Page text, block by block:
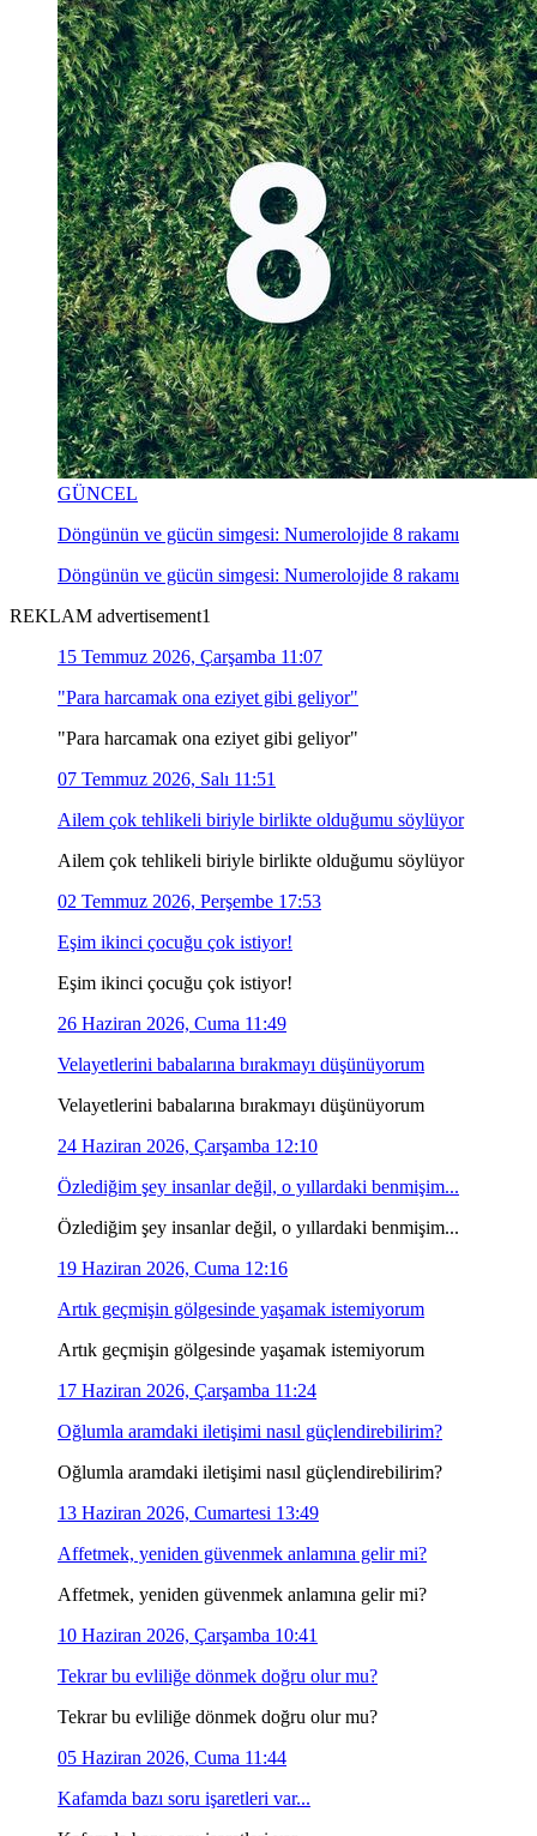
GÜNCEL
Döngünün ve gücün simgesi: Numerolojide 8 rakamı
Döngünün ve gücün simgesi: Numerolojide 8 rakamı
REKLAM advertisement1
15 Temmuz 2026, Çarşamba 11:07
"Para harcamak ona eziyet gibi geliyor"
"Para harcamak ona eziyet gibi geliyor"
07 Temmuz 2026, Salı 11:51
Ailem çok tehlikeli biriyle birlikte olduğumu söylüyor
Ailem çok tehlikeli biriyle birlikte olduğumu söylüyor
02 Temmuz 2026, Perşembe 17:53
Eşim ikinci çocuğu çok istiyor!
Eşim ikinci çocuğu çok istiyor!
26 Haziran 2026, Cuma 11:49
Velayetlerini babalarına bırakmayı düşünüyorum
Velayetlerini babalarına bırakmayı düşünüyorum
24 Haziran 2026, Çarşamba 12:10
Özlediğim şey insanlar değil, o yıllardaki benmişim...
Özlediğim şey insanlar değil, o yıllardaki benmişim...
19 Haziran 2026, Cuma 12:16
Artık geçmişin gölgesinde yaşamak istemiyorum
Artık geçmişin gölgesinde yaşamak istemiyorum
17 Haziran 2026, Çarşamba 11:24
Oğlumla aramdaki iletişimi nasıl güçlendirebilirim?
Oğlumla aramdaki iletişimi nasıl güçlendirebilirim?
13 Haziran 2026, Cumartesi 13:49
Affetmek, yeniden güvenmek anlamına gelir mi?
Affetmek, yeniden güvenmek anlamına gelir mi?
10 Haziran 2026, Çarşamba 10:41
Tekrar bu evliliğe dönmek doğru olur mu?
Tekrar bu evliliğe dönmek doğru olur mu?
05 Haziran 2026, Cuma 11:44
Kafamda bazı soru işaretleri var...